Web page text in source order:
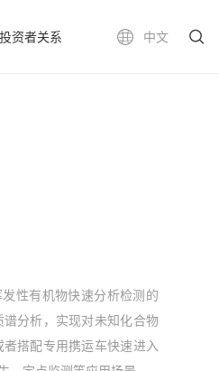
中文
投资者关系
性有机物快速分析检测的
分析，实现对未知化合物
搭配专用携运车快速进入